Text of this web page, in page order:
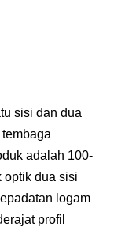
sisi dan dua
adalah 100-
optik dua sisi
logam
profil